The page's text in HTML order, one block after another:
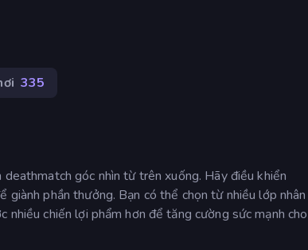
335
góc nhìn từ trên xuống. Hãy điều khiển
giành phần thưởng. Bạn có thể chọn từ nhiều lớp nhân
chiến lợi phẩm hơn để tăng cường sức mạnh cho